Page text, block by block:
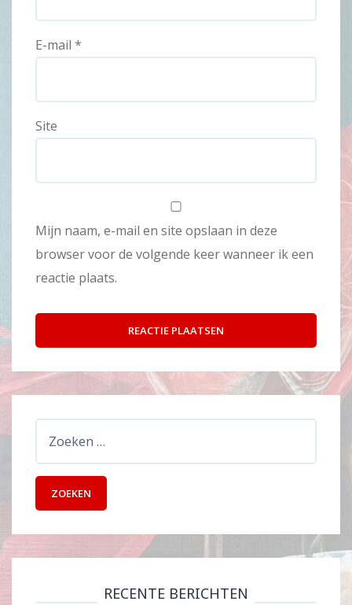
E-mail *
Site
Mijn naam, e-mail en site opslaan in deze
browser voor de volgende keer wanneer ik een
reactie plaats.
RECENTE BERICHTEN